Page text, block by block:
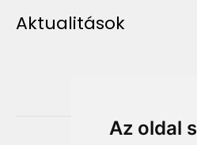
Az oldal
Aktualitások